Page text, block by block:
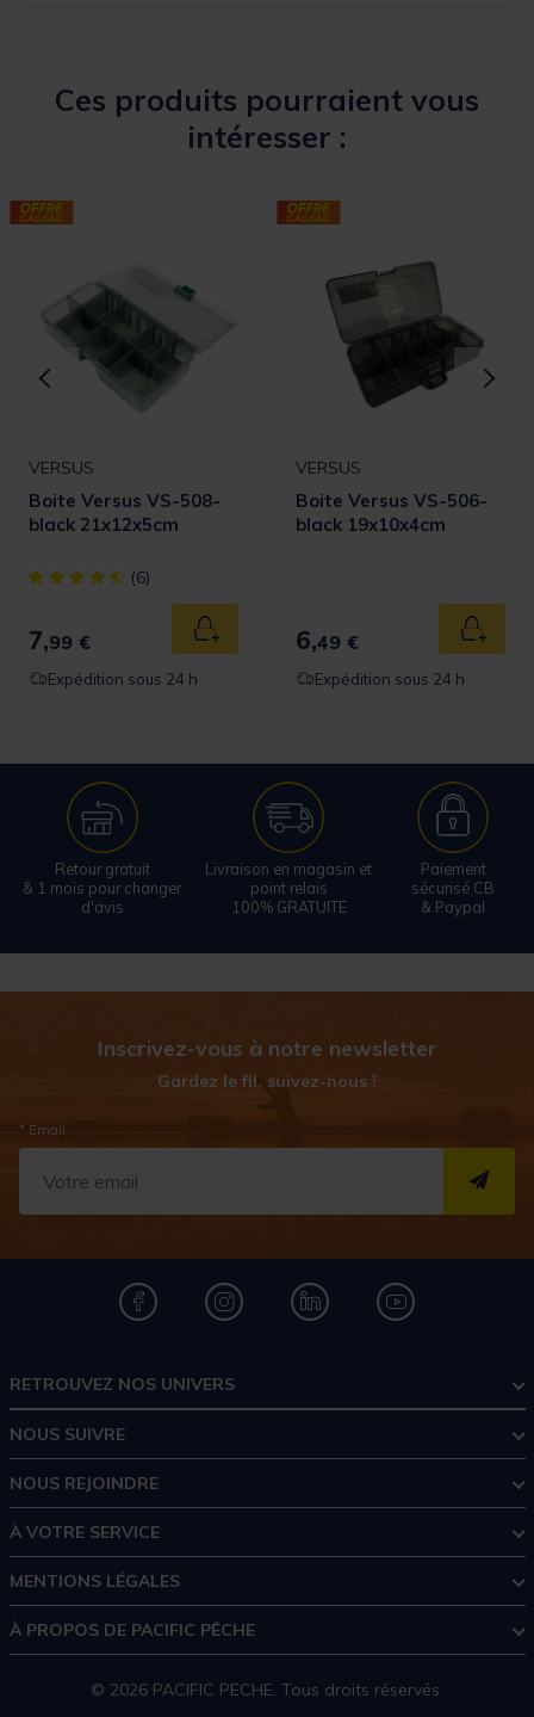
Ces produits pourraient vous
intéresser :
Rating
panier
VERSUS
Boite Versus VS-508-
black 21x12x5cm
[object Object] out of 5 Customer Rating
(6)
7,99 € Ajouter au panier
Expédition sous 24 h
VERSUS
Boite Versus VS-506-
black 19x10x4cm
6,49 €
Expédition sous 24 h
Retour gratuit
& 1 mois pour changer
d'avis
Livraison en magasin et
point relais
100% GRATUITE
Paiement
sécurisé CB
& Paypal
Inscrivez-vous à notre newsletter
Gardez le fil, suivez-nous !
* Email
RETROUVEZ NOS UNIVERS
NOUS SUIVRE
NOUS REJOINDRE
À VOTRE SERVICE
MENTIONS LÉGALES
À PROPOS DE PACIFIC PÊCHE
© 2026 PACIFIC PECHE. Tous droits réservés.